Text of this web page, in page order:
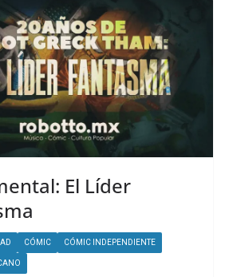
El Líder
CÓMIC CÓMIC INDEPENDIENTE